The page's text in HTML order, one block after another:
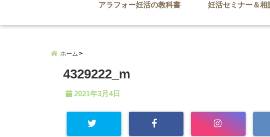
アラフォー妊活の教科書 妊活セミナー＆相
ホーム
4329222_m
2021年3月4日